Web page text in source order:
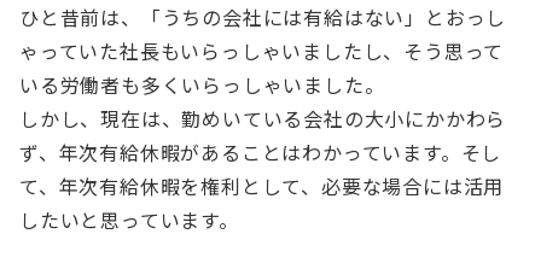
ひと昔前は、「うちの会社には有給はない」とおっし
ゃっていた社長もいらっしゃいましたし、そう思って
いる労働者も多くいらっしゃいました。
しかし、現在は、勤めいている会社の大小にかかわら
ず、年次有給休暇があることはわかっています。そし
て、年次有給休暇を権利として、必要な場合には活用
したいと思っています。